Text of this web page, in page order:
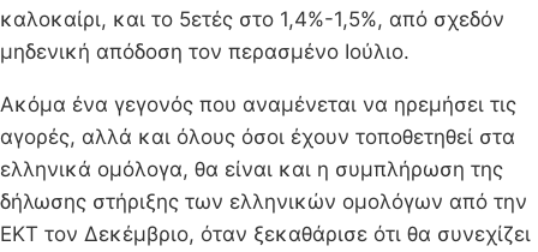
καλοκαίρι, και το 5ετές στο 1,4%-1,5%, από σχεδόν
μηδενική απόδοση τον περασμένο Ιούλιο.
Ακόμα ένα γεγονός που αναμένεται να ηρεμήσει τις
αγορές, αλλά και όλους όσοι έχουν τοποθετηθεί στα
ελληνικά ομόλογα, θα είναι και η συμπλήρωση της
δήλωσης στήριξης των ελληνικών ομολόγων από την
ΕΚΤ τον Δεκέμβριο, όταν ξεκαθάρισε ότι θα συνεχίζει